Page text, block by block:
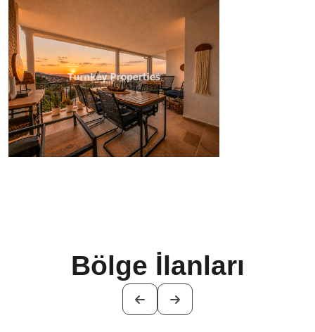
Bölge İlanları